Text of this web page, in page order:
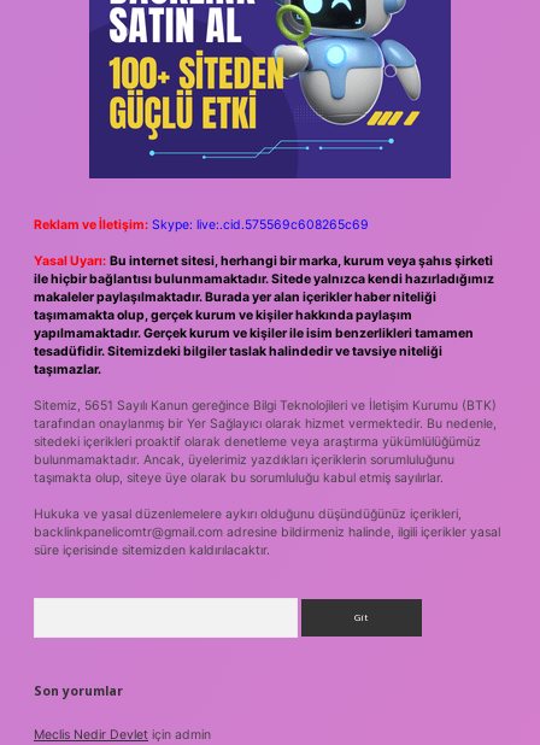
Reklam ve İletişim: Skype: live:.cid.575569c608265c69
Yasal Uyarı: Bu internet sitesi, herhangi bir marka, kurum veya şahıs şirketi
ile hiçbir bağlantısı bulunmamaktadır. Sitede yalnızca kendi hazırladığımız
makaleler paylaşılmaktadır. Burada yer alan içerikler haber niteliği
taşımamakta olup, gerçek kurum ve kişiler hakkında paylaşım
yapılmamaktadır. Gerçek kurum ve kişiler ile isim benzerlikleri tamamen
tesadüfidir. Sitemizdeki bilgiler taslak halindedir ve tavsiye niteliği
taşımazlar.
Sitemiz, 5651 Sayılı Kanun gereğince Bilgi Teknolojileri ve İletişim Kurumu (BTK)
tarafından onaylanmış bir Yer Sağlayıcı olarak hizmet vermektedir. Bu nedenle,
sitedeki içerikleri proaktif olarak denetleme veya araştırma yükümlülüğümüz
bulunmamaktadır. Ancak, üyelerimiz yazdıkları içeriklerin sorumluluğunu
taşımakta olup, siteye üye olarak bu sorumluluğu kabul etmiş sayılırlar.
Hukuka ve yasal düzenlemelere aykırı olduğunu düşündüğünüz içerikleri,
backlinkpanelicomtr@gmail.com adresine bildirmeniz halinde, ilgili içerikler yasal
süre içerisinde sitemizden kaldırılacaktır.
Son yorumlar
Meclis Nedir Devlet için admin